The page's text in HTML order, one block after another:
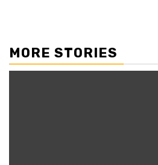
MORE STORIES